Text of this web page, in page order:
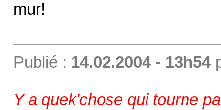
mur!
Publié : 14.02.2004 - 13h54
Y a quek'chose qui tourne